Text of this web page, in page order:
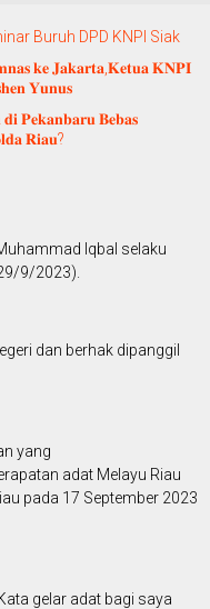
Buruh DPD KNPI Siak
𝐤𝐞 𝐉𝐚𝐤𝐚𝐫𝐭𝐚,𝐊𝐞𝐭𝐮𝐚 𝐊𝐍𝐏𝐈
𝐘𝐮𝐧𝐮𝐬
𝐏𝐞𝐤𝐚𝐧𝐛𝐚𝐫𝐮 𝐁𝐞𝐛𝐚𝐬
𝐑𝐢𝐚𝐮?
Iqbal selaku
9/2023).
dan berhak dipanggil
yang
adat Melayu Riau
pada 17 September 2023
gelar adat bagi saya